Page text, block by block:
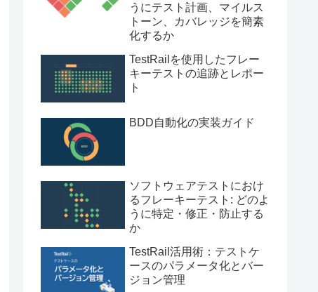
うにテスト計画、マイルス
トーン、カバレッジを簡素
化するか
TestRailを使用したフレー
キーテストの追跡とレポー
ト
BDD自動化の実装ガイド
ソフトウェアテストにおけ
るフレーキーテスト: どのよ
うに特定・修正・防止する
か
TestRail活用術：テストケ
ースのパラメータ化とバー
ジョン管理